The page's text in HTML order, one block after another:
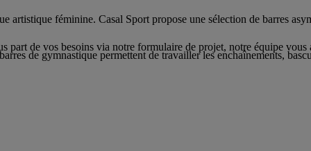
artistique féminine. Casal Sport propose une sélection de barres
de gymnastique permettent de travailler les enchaînements,
part de vos besoins via notre formulaire de projet, notre équipe vous